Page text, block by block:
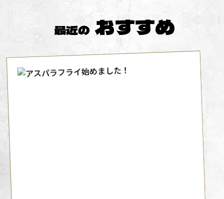
最近の おすすめ